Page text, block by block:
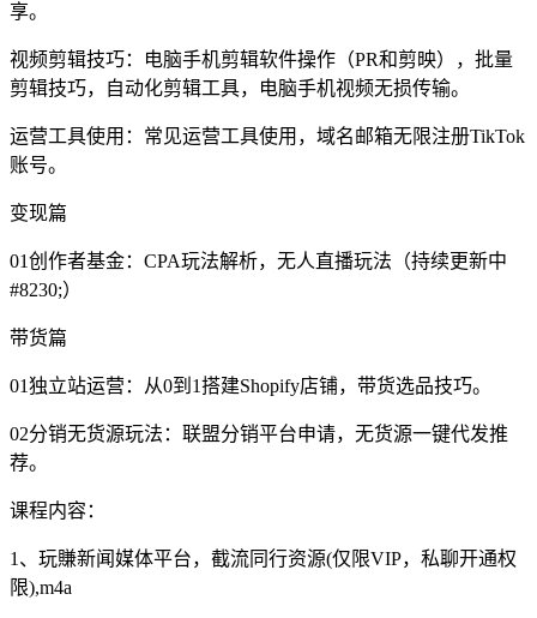
享。
视频剪辑技巧：电脑手机剪辑软件操作（PR和剪映），批量
剪辑技巧，自动化剪辑工具，电脑手机视频无损传输。
运营工具使用：常见运营工具使用，域名邮箱无限注册TikTok
账号。
变现篇
01创作者基金：CPA玩法解析，无人直播玩法（持续更新中
#8230;）
带货篇
01独立站运营：从0到1搭建Shopify店铺，带货选品技巧。
02分销无货源玩法：联盟分销平台申请，无货源一键代发推
荐。
课程内容：
1、玩賺新闻媒体平台，截流同行资源(仅限VIP，私聊开通权
限),m4a